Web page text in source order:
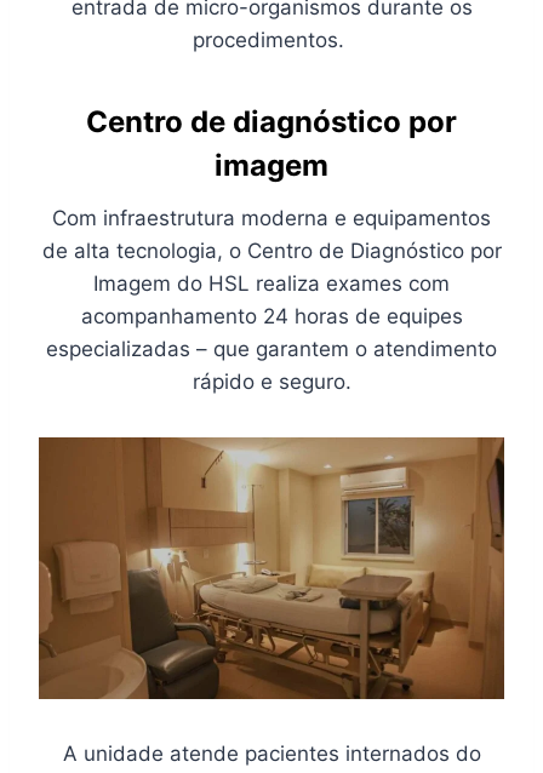
entrada de micro-organismos durante os
procedimentos.
Centro de diagnóstico por
imagem
​​​​Com infraestrutura moderna e equipamentos
de alta tecnologia, o Centro de Diagnóstico por
Imagem do HSL realiza exames com
acompanhamento 24 horas de equipes
especializadas – que garantem o atendimento
rápido e seguro.
A unidade atende pacientes internados do